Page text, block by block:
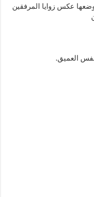
عكس زوايا المرفقين